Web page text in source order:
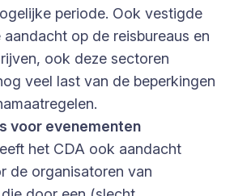
periode. Ook vestigde
op de reisbureaus en
ook deze sectoren
veel last van de beperkingen
voor evenementen
het CDA ook aandacht
de organisatoren van